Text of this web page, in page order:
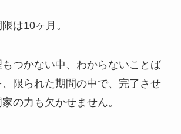
は10ヶ月。
つかない中、わからないことば
限られた期間の中で、完了させ
の力も欠かせません。